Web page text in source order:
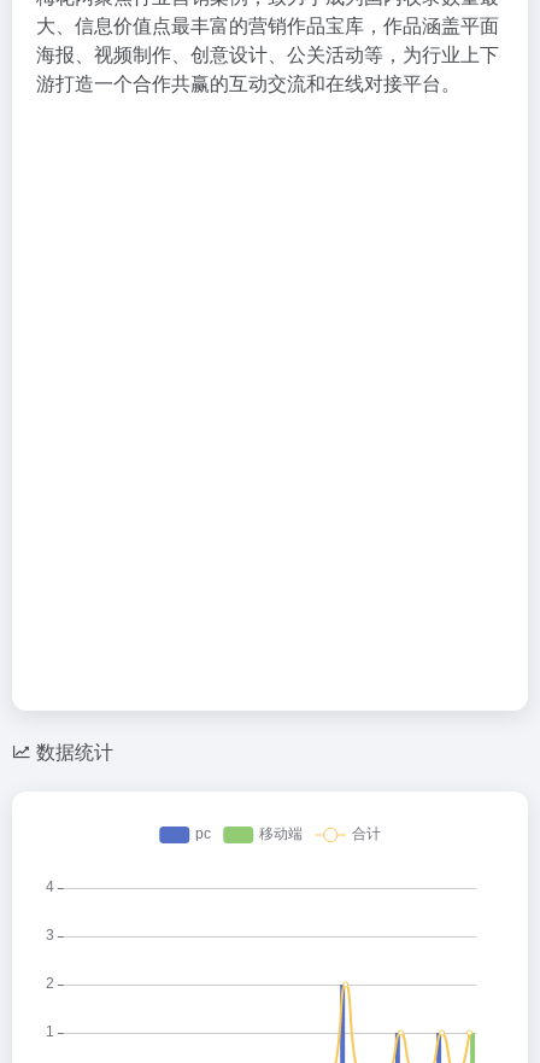
大、信息价值点最丰富的营销作品宝库，作品涵盖平面
海报、视频制作、创意设计、公关活动等，为行业上下
游打造一个合作共赢的互动交流和在线对接平台。
数据统计